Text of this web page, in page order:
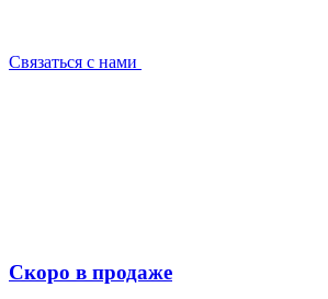
Связаться с нами
Скоро в продаже